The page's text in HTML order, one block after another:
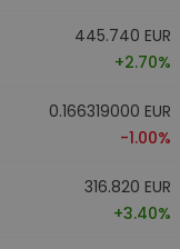
445.740 EUR
+2.70%
0.166319000 EUR
-1.00%
316.820 EUR
+3.40%